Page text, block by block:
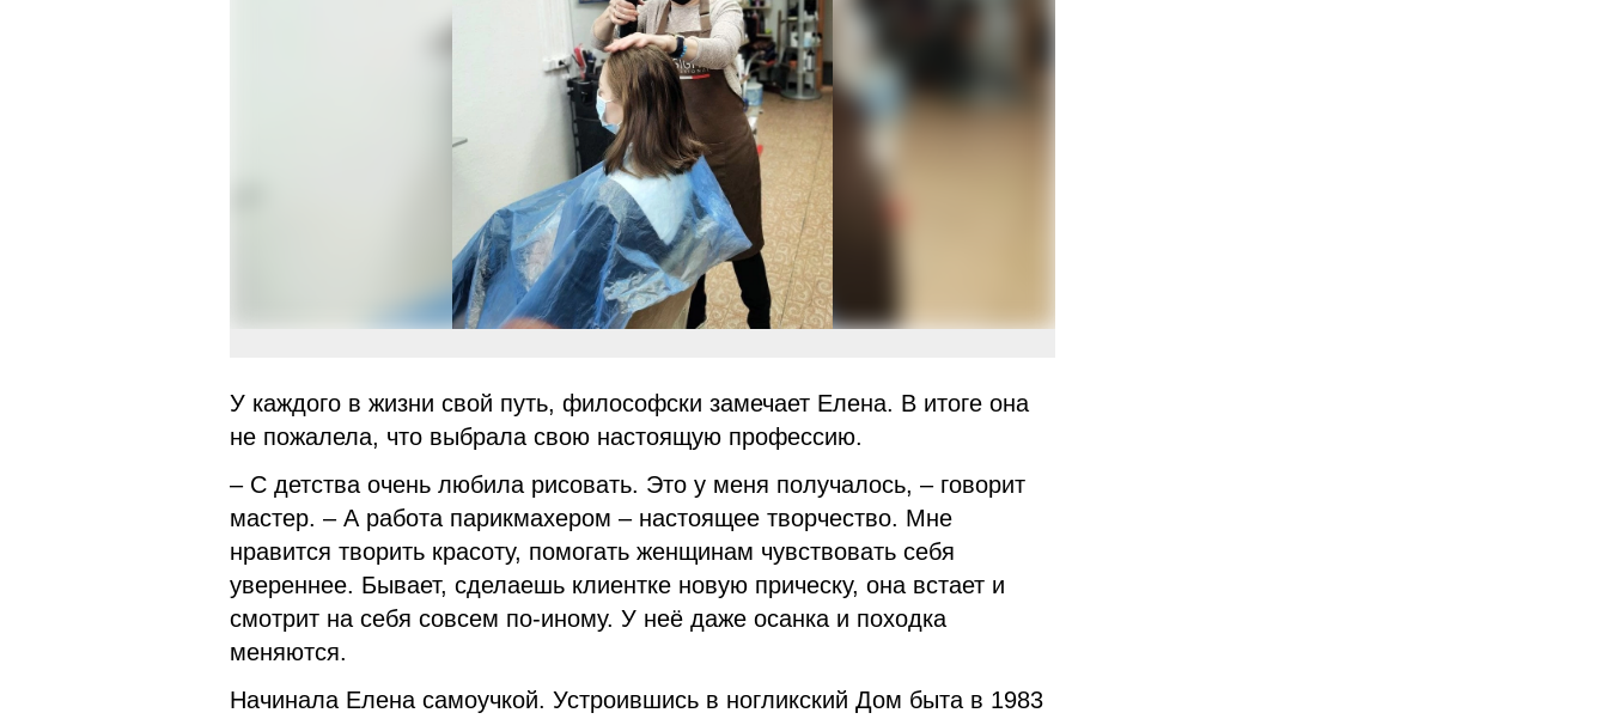
У каждого в жизни свой путь, философски замечает Елена. В итоге она
не пожалела, что выбрала свою настоящую профессию.
– С детства очень любила рисовать. Это у меня получалось, – говорит
мастер. – А работа парикмахером – настоящее творчество. Мне
нравится творить красоту, помогать женщинам чувствовать себя
увереннее. Бывает, сделаешь клиентке новую прическу, она встает и
смотрит на себя совсем по-иному. У неё даже осанка и походка
меняются.
Начинала Елена самоучкой. Устроившись в ногликский Дом быта в 1983